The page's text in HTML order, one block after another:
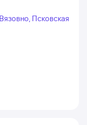
Псковская